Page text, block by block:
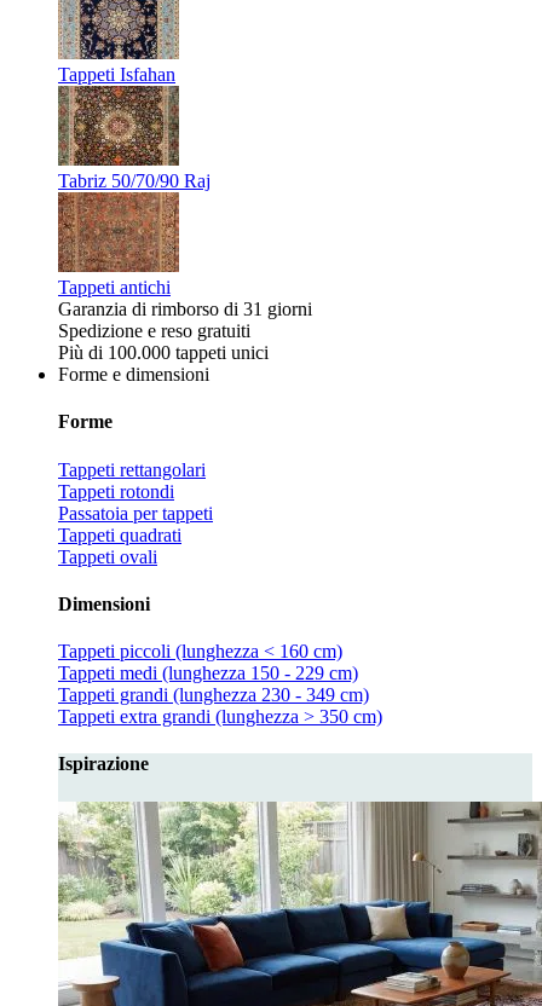
Tappeti Isfahan
Tabriz 50/70/90 Raj
Tappeti antichi
Garanzia di rimborso di 31 giorni
Spedizione e reso gratuiti
Più di 100.000 tappeti unici
Forme e dimensioni
Forme
Tappeti rettangolari
Tappeti rotondi
Passatoia per tappeti
Tappeti quadrati
Tappeti ovali
Dimensioni
Tappeti piccoli (lunghezza < 160 cm)
Tappeti medi (lunghezza 150 - 229 cm)
Tappeti grandi (lunghezza 230 - 349 cm)
Tappeti extra grandi (lunghezza > 350 cm)
Ispirazione